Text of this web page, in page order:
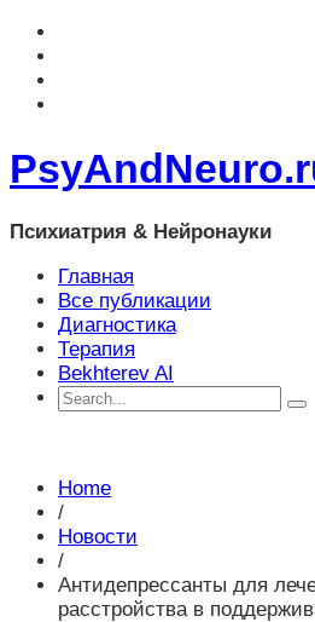
Психиатрия & Нейронауки
Главная
Все публикации
Диагностика
Терапия
Bekhterev AI
Home
/
Новости
/
Антидепрессанты для
расстройства в